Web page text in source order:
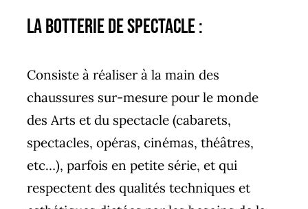
La Botterie de Spectacle :
Consiste à réaliser à la main des
chaussures sur-mesure pour le monde
des Arts et du spectacle (cabarets,
spectacles, opéras, cinémas, théâtres,
etc…), parfois en petite série, et qui
respectent des qualités techniques et